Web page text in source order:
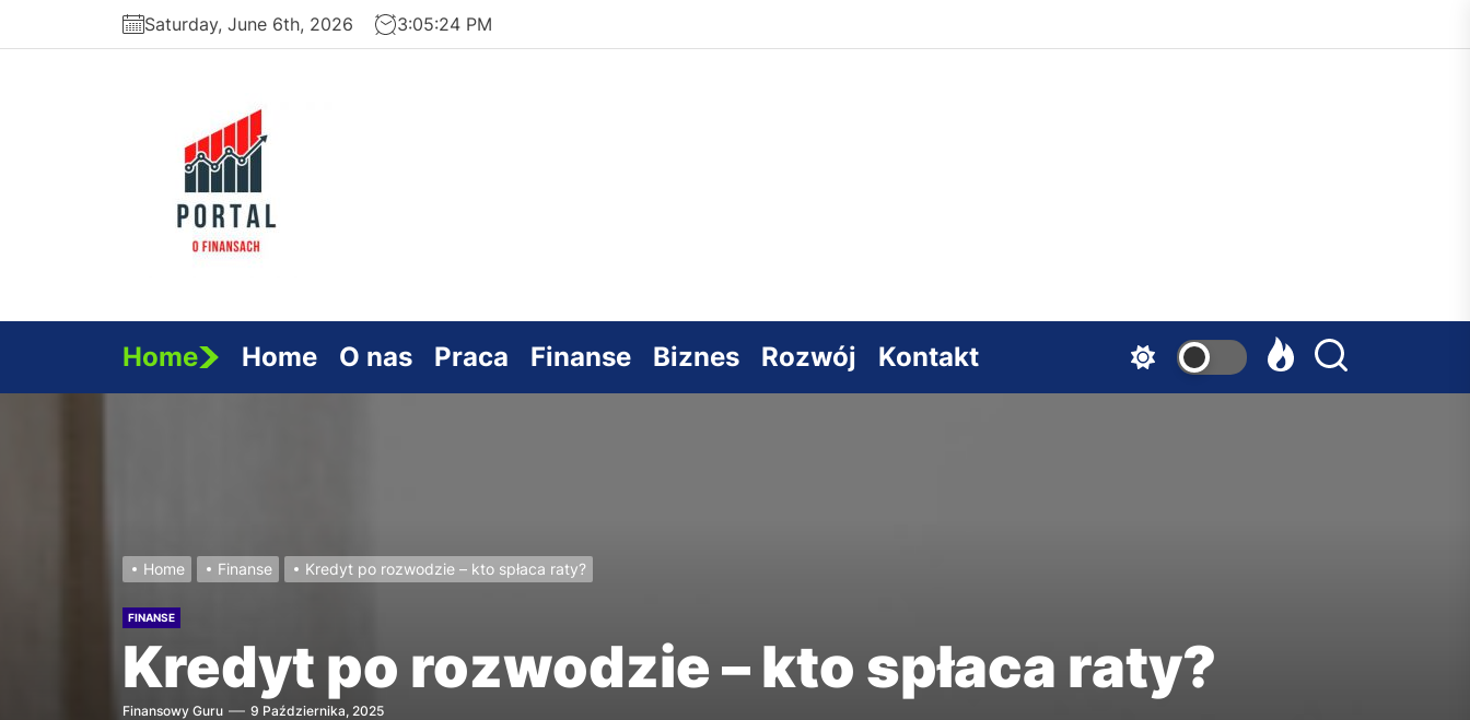
Saturday, June 6th, 2026 3:05:25 PM
Home Home O nas Praca Finanse Biznes Rozwój Kontakt
Home Finanse Kredyt po rozwodzie – kto spłaca raty?
FINANSE
Kredyt po rozwodzie – kto spłaca raty?
Finansowy Guru 9 Października, 2025